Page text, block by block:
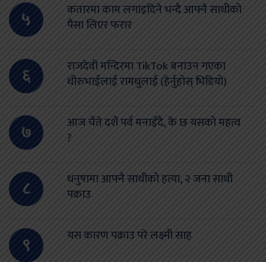
५
कतारमा काम लगाइदिने भन्दै आफ्नै साथीको
पैसा लिएर फरार
६
राजदेवी मन्दिरमा TikTok बनाउन गएका
धीरुभाईलाई रामधुलाई (हेर्नुहोस् भिडियो)
७
आज चैते दशैं पर्व मनाइँदै, के छ यसको महत्व
?
८
धनुषामा आफ्नै साथीको हत्या, २ जना साथी
पक्राउ
९ यस कारण पक्राउ परे लक्ष्मी साह